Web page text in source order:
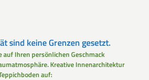
sind keine Grenzen gesetzt.
auf Ihren persönlichen Geschmack
Kreative Innenarchitektur
auf: